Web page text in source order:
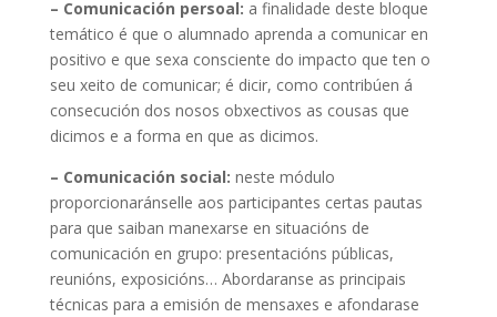
– Comunicación persoal: a finalidade deste bloque
temático é que o alumnado aprenda a comunicar en
positivo e que sexa consciente do impacto que ten o
seu xeito de comunicar; é dicir, como contribúen á
consecución dos nosos obxectivos as cousas que
dicimos e a forma en que as dicimos.
– Comunicación social: neste módulo
proporcionaránselle aos participantes certas pautas
para que saiban manexarse en situacións de
comunicación en grupo: presentacións públicas,
reunións, exposicións… Abordaranse as principais
técnicas para a emisión de mensaxes e afondarase